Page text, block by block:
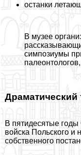
останки
В музее
симпозиумы
Драматический
В пятидесятые годы
войска Польского и
собственного